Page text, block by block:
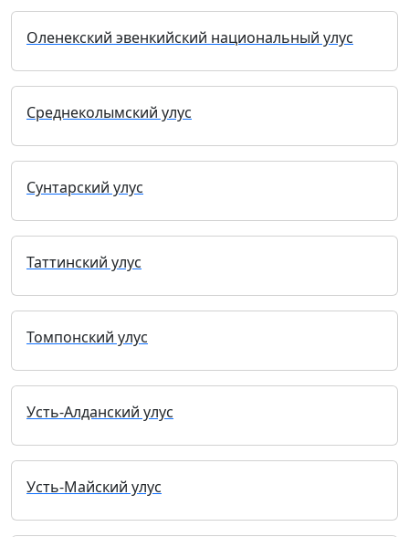
Оленекский эвенкийский национальный улус
Среднеколымский улус
Сунтарский улус
Таттинский улус
Томпонский улус
Усть-Алданский улус
Усть-Майский улус